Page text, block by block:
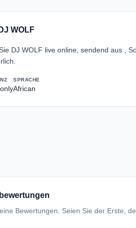
WOLF
DJ WOLF live online, sendend aus ,
SPRACHE
African
Bewertungen. Seien Sie der Erste,